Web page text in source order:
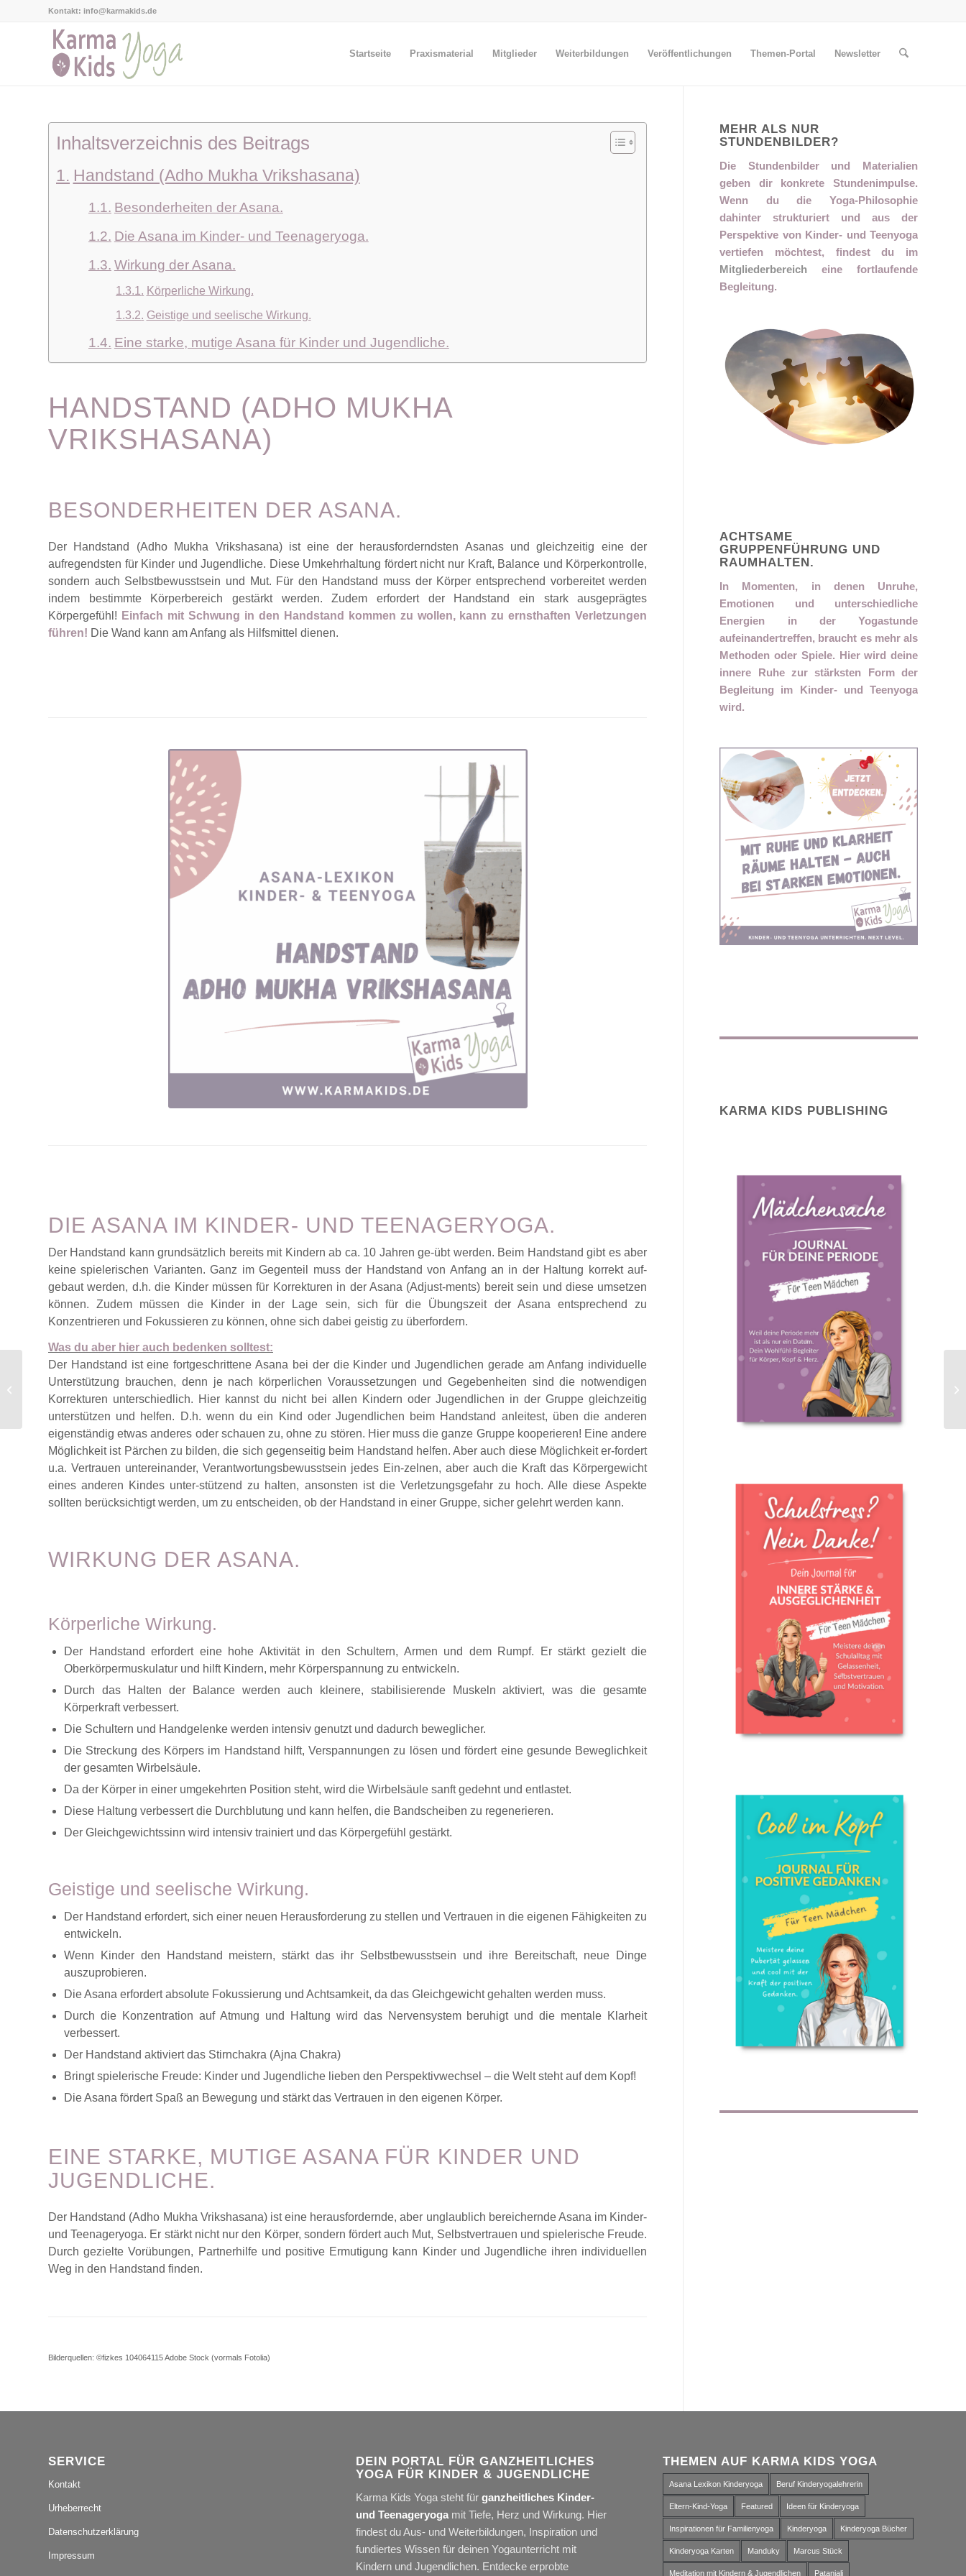
Kontakt: info@karmakids.de
Startseite Praxismaterial Mitglieder Weiterbildungen Veröffentlichungen Themen-Portal Newsletter
Inhaltsverzeichnis des Beitrags
Handstand (Adho Mukha Vrikshasana)
Besonderheiten der Asana.
Die Asana im Kinder- und Teenageryoga.
Wirkung der Asana.
Körperliche Wirkung.
Geistige und seelische Wirkung.
Eine starke, mutige Asana für Kinder und Jugendliche.
HANDSTAND (ADHO MUKHA
VRIKSHASANA)
BESONDERHEITEN DER ASANA.
Der Handstand (Adho Mukha Vrikshasana) ist eine der herausforderndsten Asanas und gleichzeitig eine der
aufregendsten für Kinder und Jugendliche. Diese Umkehrhaltung fördert nicht nur Kraft, Balance und Körperkontrolle,
sondern auch Selbstbewusstsein und Mut. Für den Handstand muss der Körper entsprechend vorbereitet werden
indem bestimmte Körperbereich gestärkt werden. Zudem erfordert der Handstand ein stark ausgeprägtes
Körpergefühl! Einfach mit Schwung in den Handstand kommen zu wollen, kann zu ernsthaften Verletzungen
führen! Die Wand kann am Anfang als Hilfsmittel dienen.
DIE ASANA IM KINDER- UND TEENAGERYOGA.
Der Handstand kann grundsätzlich bereits mit Kindern ab ca. 10 Jahren ge-übt werden. Beim Handstand gibt es aber
keine spielerischen Varianten. Ganz im Gegenteil muss der Handstand von Anfang an in der Haltung korrekt auf-
gebaut werden, d.h. die Kinder müssen für Korrekturen in der Asana (Adjust-ments) bereit sein und diese umsetzen
können. Zudem müssen die Kinder in der Lage sein, sich für die Übungszeit der Asana entsprechend zu
Konzentrieren und Fokussieren zu können, ohne sich dabei geistig zu überfordern.
Was du aber hier auch bedenken solltest:
Der Handstand ist eine fortgeschrittene Asana bei der die Kinder und Jugendlichen gerade am Anfang individuelle
Unterstützung brauchen, denn je nach körperlichen Voraussetzungen und Gegebenheiten sind die notwendigen
Korrekturen unterschiedlich. Hier kannst du nicht bei allen Kindern oder Jugendlichen in der Gruppe gleichzeitig
unterstützen und helfen. D.h. wenn du ein Kind oder Jugendlichen beim Handstand anleitest, üben die anderen
eigenständig etwas anderes oder schauen zu, ohne zu stören. Hier muss die ganze Gruppe kooperieren! Eine andere
Möglichkeit ist Pärchen zu bilden, die sich gegenseitig beim Handstand helfen. Aber auch diese Möglichkeit er-fordert
u.a. Vertrauen untereinander, Verantwortungsbewusstsein jedes Ein-zelnen, aber auch die Kraft das Körpergewicht
eines anderen Kindes unter-stützend zu halten, ansonsten ist die Verletzungsgefahr zu hoch. Alle diese Aspekte
sollten berücksichtigt werden, um zu entscheiden, ob der Handstand in einer Gruppe, sicher gelehrt werden kann.
WIRKUNG DER ASANA.
Körperliche Wirkung.
Der Handstand erfordert eine hohe Aktivität in den Schultern, Armen und dem Rumpf. Er stärkt gezielt die
Oberkörpermuskulatur und hilft Kindern, mehr Körperspannung zu entwickeln.
Durch das Halten der Balance werden auch kleinere, stabilisierende Muskeln aktiviert, was die gesamte
Körperkraft verbessert.
Die Schultern und Handgelenke werden intensiv genutzt und dadurch beweglicher.
Die Streckung des Körpers im Handstand hilft, Verspannungen zu lösen und fördert eine gesunde Beweglichkeit
der gesamten Wirbelsäule.
Da der Körper in einer umgekehrten Position steht, wird die Wirbelsäule sanft gedehnt und entlastet.
Diese Haltung verbessert die Durchblutung und kann helfen, die Bandscheiben zu regenerieren.
Der Gleichgewichtssinn wird intensiv trainiert und das Körpergefühl gestärkt.
Geistige und seelische Wirkung.
Der Handstand erfordert, sich einer neuen Herausforderung zu stellen und Vertrauen in die eigenen Fähigkeiten zu
entwickeln.
Wenn Kinder den Handstand meistern, stärkt das ihr Selbstbewusstsein und ihre Bereitschaft, neue Dinge
auszuprobieren.
Die Asana erfordert absolute Fokussierung und Achtsamkeit, da das Gleichgewicht gehalten werden muss.
Durch die Konzentration auf Atmung und Haltung wird das Nervensystem beruhigt und die mentale Klarheit
verbessert.
Der Handstand aktiviert das Stirnchakra (Ajna Chakra)
Bringt spielerische Freude: Kinder und Jugendliche lieben den Perspektivwechsel – die Welt steht auf dem Kopf!
Die Asana fördert Spaß an Bewegung und stärkt das Vertrauen in den eigenen Körper.
EINE STARKE, MUTIGE ASANA FÜR KINDER UND
JUGENDLICHE.
Der Handstand (Adho Mukha Vrikshasana) ist eine herausfordernde, aber unglaublich bereichernde Asana im Kinder-
und Teenageryoga. Er stärkt nicht nur den Körper, sondern fördert auch Mut, Selbstvertrauen und spielerische Freude.
Durch gezielte Vorübungen, Partnerhilfe und positive Ermutigung kann Kinder und Jugendliche ihren individuellen
Weg in den Handstand finden.
Bilderquellen: ©fizkes 104064115 Adobe Stock (vormals Fotolia)
MEHR ALS NUR
STUNDENBILDER?
Die Stundenbilder und Materialien
geben dir konkrete Stundenimpulse.
Wenn du die Yoga-Philosophie
dahinter strukturiert und aus der
Perspektive von Kinder- und Teenyoga
vertiefen möchtest, findest du im
Mitgliederbereich eine fortlaufende
Begleitung.
ACHTSAME
GRUPPENFÜHRUNG UND
RAUMHALTEN.
In Momenten, in denen Unruhe,
Emotionen und unterschiedliche
Energien in der Yogastunde
aufeinandertreffen, braucht es mehr als
Methoden oder Spiele. Hier wird deine
innere Ruhe zur stärksten Form der
Begleitung im Kinder- und Teenyoga
wird.
KARMA KIDS PUBLISHING
SERVICE
Kontakt
Urheberrecht
Datenschutzerklärung
Impressum
DEIN PORTAL FÜR GANZHEITLICHES
YOGA FÜR KINDER & JUGENDLICHE
Karma Kids Yoga steht für ganzheitliches Kinder-
und Teenageryogamit Tiefe, Herz und Wirkung. Hier
findest du Aus- und Weiterbildungen, Inspiration und
fundiertes Wissen für deinen Yogaunterricht mit
Kindern und Jugendlichen. Entdecke erprobte
THEMEN AUF KARMA KIDS YOGA
Asana Lexikon Kinderyoga Beruf Kinderyogalehrerin
Eltern-Kind-Yoga Featured Ideen für Kinderyoga
Inspirationen für Familienyoga Kinderyoga Kinderyoga Bücher
Kinderyoga Karten Manduky Marcus Stück
Meditation mit Kindern & Jugendlichen Patanjali
(Adho Mukha
Svanasana)